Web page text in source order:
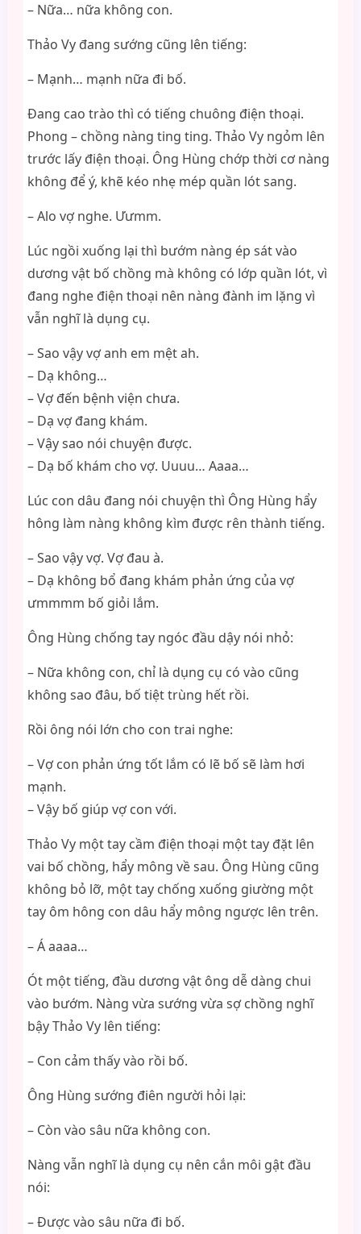
– Nữa… nữa không con.
Thảo Vy đang sướng cũng lên tiếng:
– Mạnh… mạnh nữa đi bố.
Đang cao trào thì có tiếng chuông điện thoại.
Phong – chồng nàng ting ting. Thảo Vy ngỏm lên
trước lấy điện thoại. Ông Hùng chớp thời cơ nàng
không để ý, khẽ kéo nhẹ mép quần lót sang.
– Alo vợ nghe. Ưưmm.
Lúc ngồi xuống lại thì bướm nàng ép sát vào
dương vật bố chồng mà không có lớp quần lót, vì
đang nghe điện thoại nên nàng đành im lặng vì
vẫn nghĩ là dụng cụ.
– Sao vậy vợ anh em mệt ah.
– Dạ không…
– Vợ đến bệnh viện chưa.
– Dạ vợ đang khám.
– Vậy sao nói chuyện được.
– Dạ bố khám cho vợ. Uuuu… Aaaa…
Lúc con dâu đang nói chuyện thì Ông Hùng hẩy
hông làm nàng không kìm được rên thành tiếng.
– Sao vậy vợ. Vợ đau à.
– Dạ không bổ đang khám phản ứng của vợ
ưmmmm bố giỏi lắm.
Ông Hùng chống tay ngóc đầu dậy nói nhỏ:
– Nữa không con, chỉ là dụng cụ có vào cũng
không sao đâu, bố tiệt trùng hết rồi.
Rồi ông nói lớn cho con trai nghe:
– Vợ con phản ứng tốt lắm có lẽ bố sẽ làm hơi
mạnh.
– Vậy bố giúp vợ con với.
Thảo Vy một tay cầm điện thoại một tay đặt lên
vai bố chồng, hẩy mông về sau. Ông Hùng cũng
không bỏ lỡ, một tay chống xuống giường một
tay ôm hông con dâu hẩy mông ngược lên trên.
– Á aaaa…
Ót một tiếng, đầu dương vật ông dễ dàng chui
vào bướm. Nàng vừa sướng vừa sợ chồng nghĩ
bậy Thảo Vy lên tiếng:
– Con cảm thấy vào rồi bố.
Ông Hùng sướng điên người hỏi lại:
– Còn vào sâu nữa không con.
Nàng vẫn nghĩ là dụng cụ nên cắn môi gật đầu
nói:
– Được vào sâu nữa đi bố.